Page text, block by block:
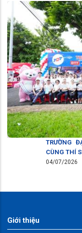
TRƯỜNG
CÙNG THÍ
04/07/2026
Giới thiệu